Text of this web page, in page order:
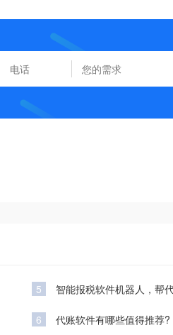
5 智能报税软件机器人，帮
6 代账软件有哪些值得推荐?